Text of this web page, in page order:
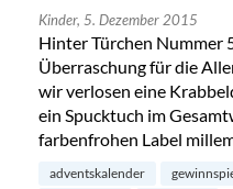
Kinder, 5. Dezember 2015
Hinter Türchen Nummer
Überraschung für die
wir verlosen eine
ein Spucktuch im
farbenfrohen Label
adventskalender